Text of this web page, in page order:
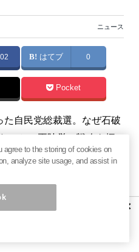
ニュース
はてブ 0
Pocket
自民党総裁選。なぜ石破
のか。両陣営の戦略を振
直面する危機について考
ージャー近藤駿介の現場
×
agree to the storing of cookies on
analyze site usage, and assist in